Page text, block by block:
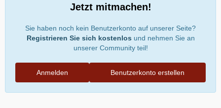
Jetzt mitmachen!
Sie haben noch kein Benutzerkonto auf unserer Seite?
Registrieren Sie sich kostenlos und nehmen Sie an
unserer Community teil!
Benutzerkonto erstellen
Anmelden